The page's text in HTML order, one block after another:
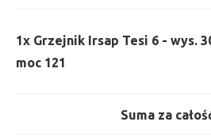
1x Grzejnik Irsap Tesi 6 - wys.
moc 121
Suma za